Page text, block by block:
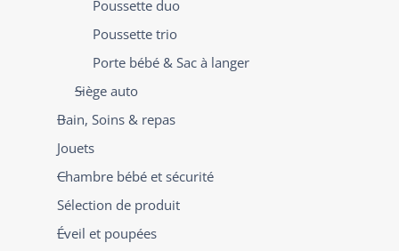
Poussette duo
Poussette trio
Porte bébé & Sac à langer
Siège auto
Bain, Soins & repas
Jouets
Chambre bébé et sécurité
Sélection de produit
Éveil et poupées